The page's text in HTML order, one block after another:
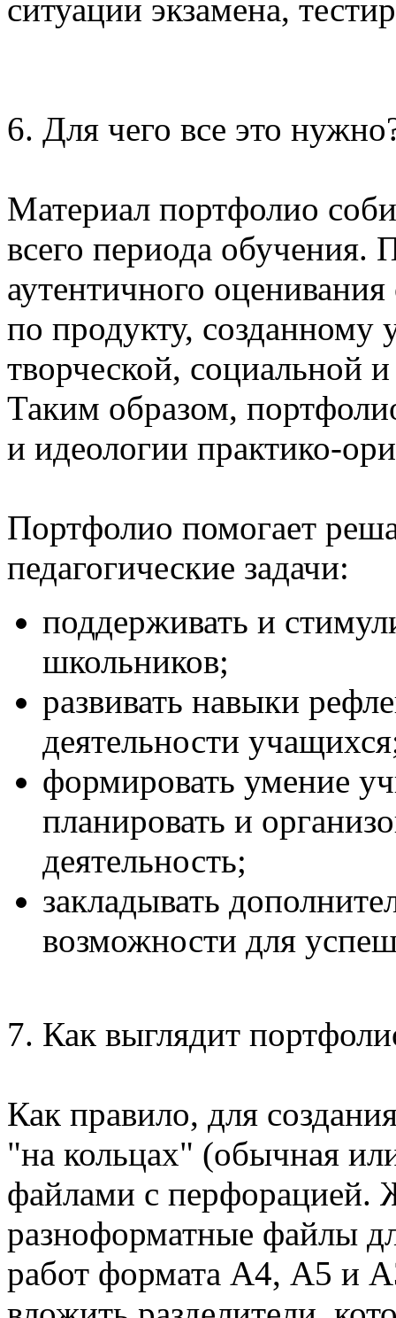
ситуации экзамена,
6. Для чего все это
Материал портфолио
всего периода обучения.
аутентичного оценивания
по продукту,
творческой, социальной
Таким образом,
и идеологии практико-
Портфолио помогает
педагогические задачи:
поддерживать и
школьников;
развивать навыки
деятельности
формировать умение
планировать и
деятельность;
закладывать
возможности для
7. Как выглядит
Как правило, для
"на кольцах" (обычная
файлами с перфорацией.
разноформатные файлы
работ формата А4, А5 и